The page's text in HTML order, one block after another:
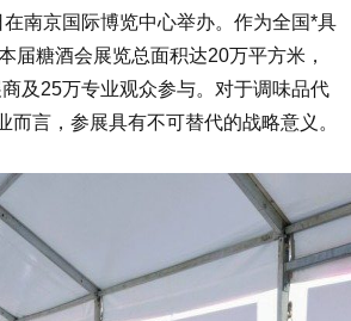
南京国际博览中心举办。作为全国*具
届糖酒会展览总面积达20万平方米，
及25万专业观众参与。对于调味品代
而言，参展具有不可替代的战略意义。